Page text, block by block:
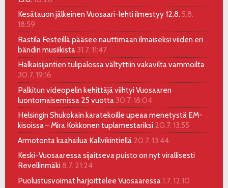
Kesätauon jälkeinen Vuosaari-lehti ilmestyy 12.8. 5.8.
18:59
Rastila Festeillä pääsee nauttimaan ilmaiseksi viiden eri
bändin musiikista 31.7. 11:47
Halkaisijantien tulipalossa vältyttiin vakavilta vammoilta
30.7. 19:16
Palkitun videopelin kehittäjä viihtyi Vuosaaren
luontomaisemissa 25 vuotta 30.7. 18:04
Helsingin Shukokain karatekoille upeaa menetystä EM-
kisoissa – Mira Kokkonen tuplamestariksi 20.7. 13:55
Armotonta kaahailua Kallvikintiellä 20.7. 13:44
Keski-Vuosaaressa sijaitseva puisto on nyt virallisesti
Revellinmäki 8.7. 21:24
Puolustusvoimat harjoittelee Vuosaaressa 1.7. 12:10